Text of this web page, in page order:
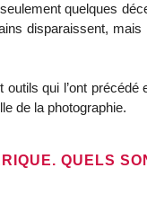
quelques
disparaissent,
qui l’ont précédé
de la photographie.
QUELS